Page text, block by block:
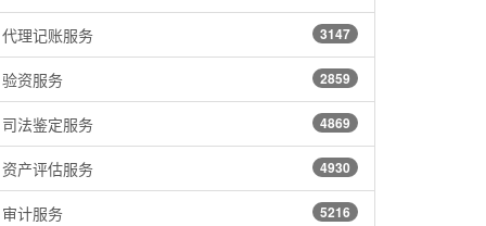
3147
代理记账服务
2859
验资服务
4869
司法鉴定服务
4930
资产评估服务
5216
审计服务